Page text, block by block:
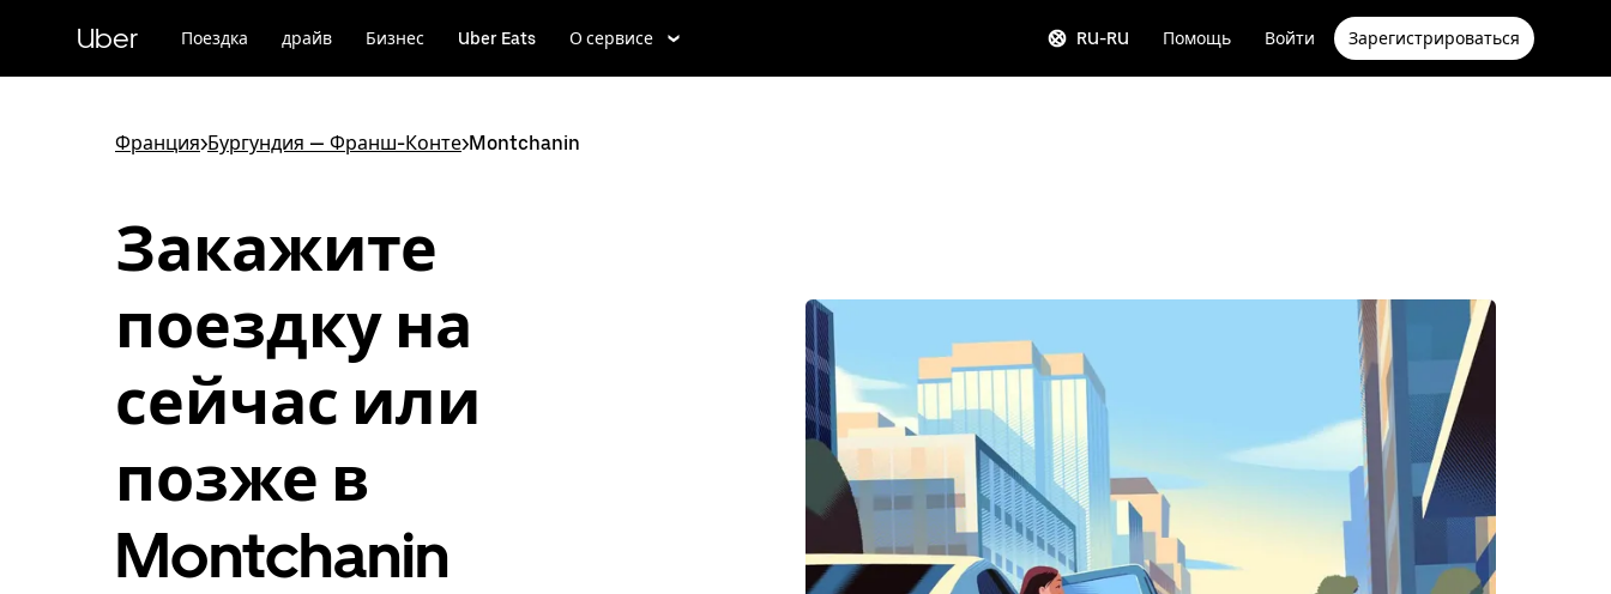
к
Uber Поездка драйв Бизнес Uber Eats О сервисе RU-RU Помощь Войти Зарегистрироваться
Франция>Бургундия — Франш-Конте>Montchanin
Закажите
поездку на
сейчас или
позже в
Montchanin